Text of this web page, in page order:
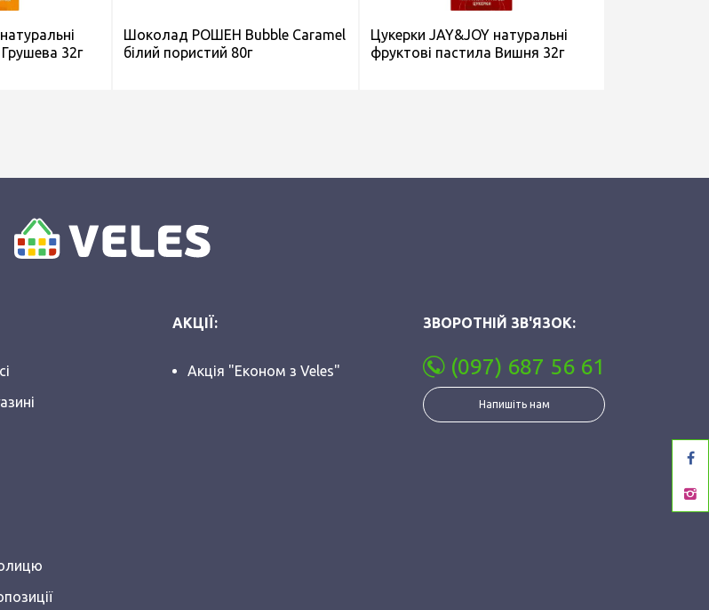
32г
Шоколад РОШЕН Bubble Caramel
білий пористий 80г
Цукерки JAY&JOY натуральні
фруктові пастила Вишня 32г
АКЦІЇ:
Акція "Економ з Veles"
ЗВОРОТНІЙ ЗВ'ЯЗОК:
(097) 687 56 61
Напишіть нам